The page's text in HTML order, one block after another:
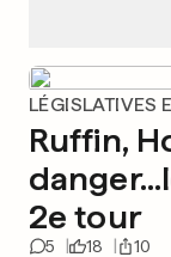
LÉGISLATIVES
Ruffin,
2e tour
5 18 10